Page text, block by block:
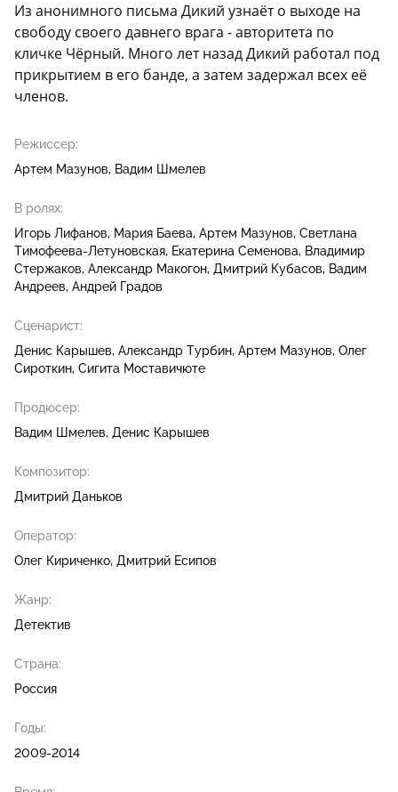
Из анонимного письма Дикий узнаёт о выходе на
свободу своего давнего врага - авторитета по
кличке Чёрный. Много лет назад Дикий работал под
прикрытием в его банде, а затем задержал всех её
членов.
Режиссер:
Артем Мазунов
Вадим Шмелев
В ролях:
Игорь Лифанов
Мария Баева Артем Мазунов Светлана
Тимофеева-Летуновская Екатерина Семенова Владимир
Стержаков Александр Макогон Дмитрий Кубасов
Вадим
Андреев Андрей Градов
Сценарист:
Денис Карышев Александр Турбин Артем Мазунов Олег
Сироткин Сигита Моставичюте
Продюсер:
Вадим Шмелев Денис Карышев
Композитор:
Дмитрий Даньков
Оператор:
Олег Кириченко Дмитрий Есипов
Жанр:
Детектив
Страна:
Россия
Годы:
2009-2014